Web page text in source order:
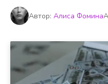
Автор: Алиса Фомина